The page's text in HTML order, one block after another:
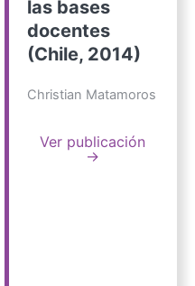
las bases
docentes
(Chile, 2014)
Christian Matamoros
Ver publicación
→